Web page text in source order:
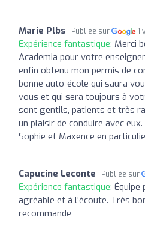
Marie Plbs Publiée sur 1
Expérience fantastique: Merci
Academia pour votre
enfin obtenu mon permis de
bonne auto-école qui saura
vous et qui sera toujours à
sont gentils, patients et très
un plaisir de conduire avec
Sophie et Maxence en
Capucine Leconte Publiée sur
Expérience fantastique: Équipe
agréable et à l’écoute. Très
recommande